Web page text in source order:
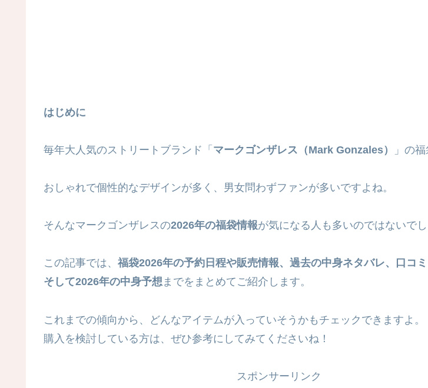
はじめに
毎年大人気のストリートブランド「 マークゴンザレス（Mark Gonzales） 」の福
おしゃれで個性的なデザインが多く、男女問わずファンが多いですよね。
そんなマークゴンザレスの2026年の福袋情報が気になる人も多いのではないでし
この記事では、 福袋2026年の予約日程や販売情報、過去の中身ネタバレ、口コミ
そして2026年の中身予想までをまとめてご紹介します。
これまでの傾向から、どんなアイテムが入っていそうかもチェックできますよ。
購入を検討している方は、ぜひ参考にしてみてくださいね！
スポンサーリンク